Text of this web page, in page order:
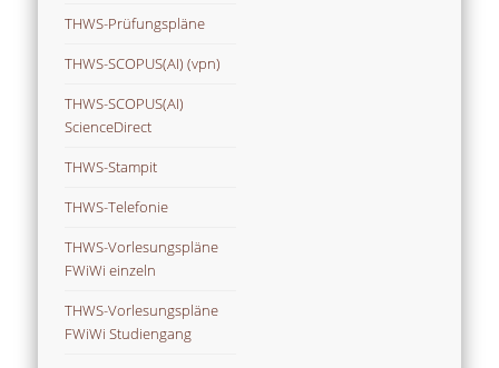
THWS-Prüfungspläne
THWS-SCOPUS(AI) (vpn)
THWS-SCOPUS(AI)
ScienceDirect
THWS-Stampit
THWS-Telefonie
THWS-Vorlesungspläne
FWiWi einzeln
THWS-Vorlesungspläne
FWiWi Studiengang